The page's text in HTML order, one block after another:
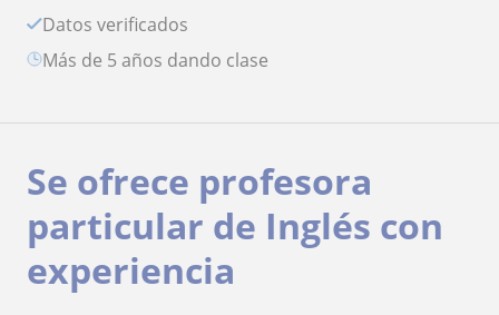
Datos verificados
más de 5 años dando clase
Se ofrece profesora
particular de Inglés con
experiencia